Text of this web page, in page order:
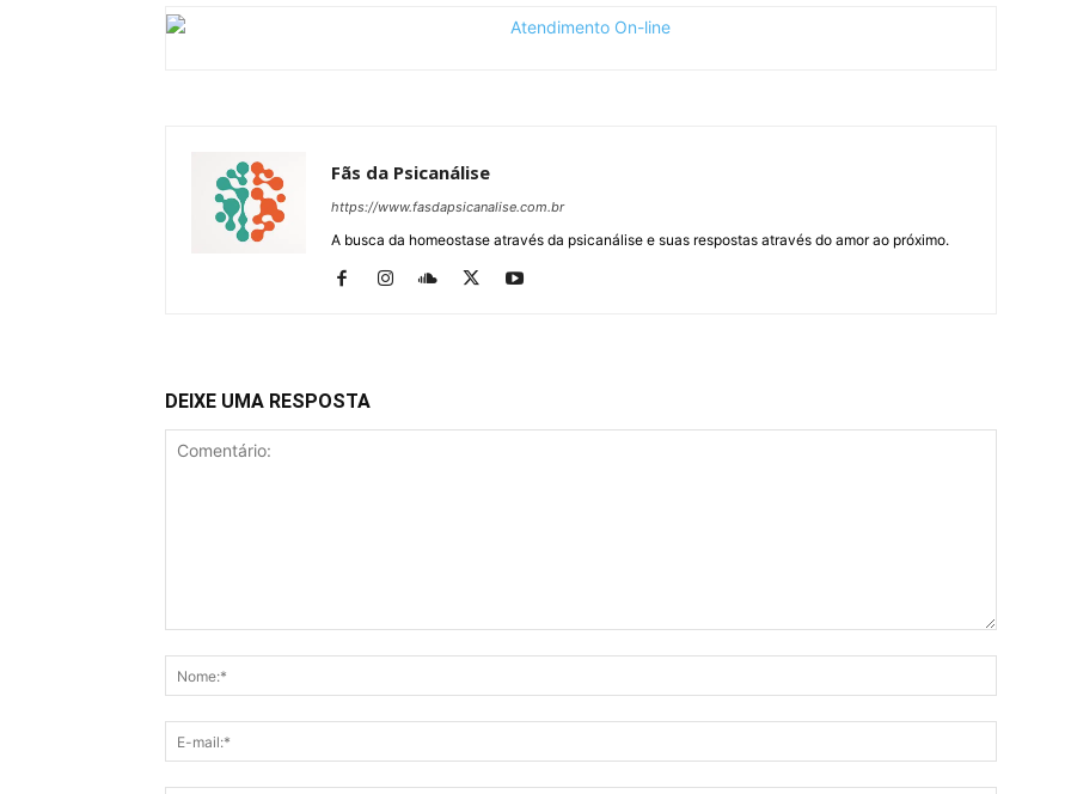
Fãs da Psicanálise
https://www.fasdapsicanalise.com.br
A busca da homeostase através da psicanálise e suas respostas através do amor ao próximo.
DEIXE UMA RESPOSTA